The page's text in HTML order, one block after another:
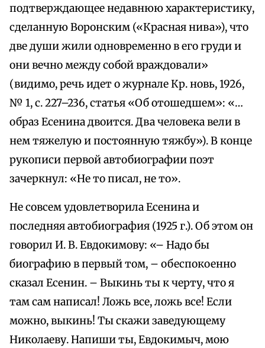
подтверждающее недавнюю характеристику,
сделанную Воронским («Красная нива»), что
две души жили одновременно в его груди и
они вечно между собой враждовали»
(видимо, речь идет о журнале Кр. новь, 1926,
№ 1, с. 227–236, статья «Об отошедшем»: «…
образ Есенина двоится. Два человека вели в
нем тяжелую и постоянную тяжбу»). В конце
рукописи первой автобиографии поэт
зачеркнул: «Не то писал, не то».
Не совсем удовлетворила Есенина и
последняя автобиография (1925 г.). Об этом он
говорил И. В. Евдокимову: «– Надо бы
биографию в первый том, – обеспокоенно
сказал Есенин. – Выкинь ты к черту, что я
там сам написал! Ложь все, ложь все! Если
можно, выкинь! Ты скажи заведующему
Николаеву. Напиши ты, Евдокимыч, мою